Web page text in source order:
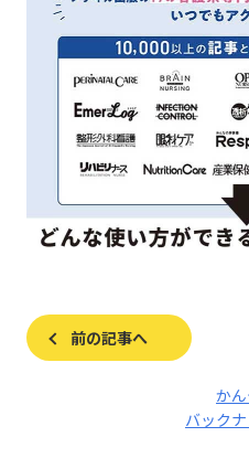
前の記事へ
か
バック